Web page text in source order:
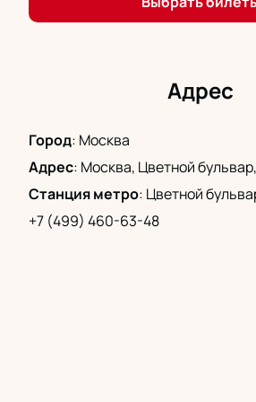
на шоу «Морозко» в Цирке
и произведите оплату. После
автоматически отправлены на
Адрес
Город: Москва
Адрес: Москва, Цветной
Станция метро: Цветной
+7 (499) 460-63-48